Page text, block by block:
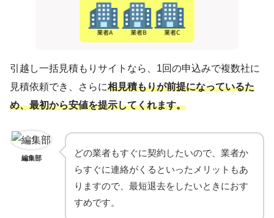
引越し一括見積もりサイトなら、1回の申込みで複数社に
見積依頼でき、さらに相見積もりが前提になっているた
め、最初から安値を提示してくれます。
編集部
どの業者もすぐに契約したいので、業者か
らすぐに連絡がくるといったメリットもあ
りますので、最短退去をしたいときにおす
すめです。